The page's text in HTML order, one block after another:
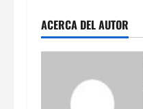
ACERCA DEL AUTOR